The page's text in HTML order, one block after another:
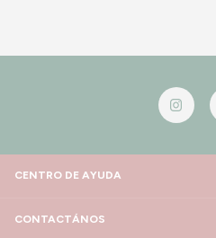
CENTRO DE AYUDA
CONTACTÁNOS